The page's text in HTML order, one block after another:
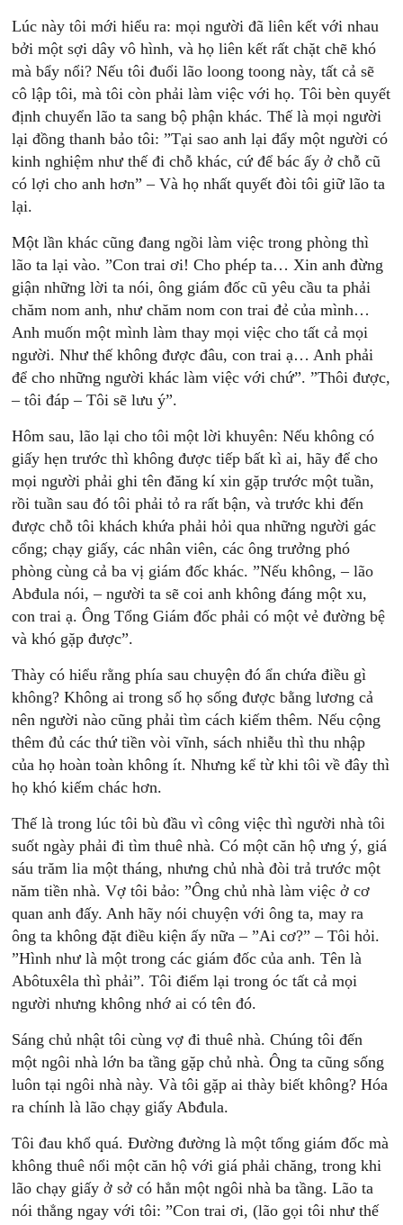
Lúc này tôi mới hiểu ra: mọi người đã liên kết với nhau
bởi một sợi dây vô hình, và họ liên kết rất chặt chẽ khó
mà bẩy nổi? Nếu tôi đuổi lão loong toong này, tất cả sẽ
cô lập tôi, mà tôi còn phải làm việc với họ. Tôi bèn quyết
định chuyển lão ta sang bộ phận khác. Thế là mọi người
lại đồng thanh bảo tôi: ”Tại sao anh lại đẩy một người có
kinh nghiệm như thế đi chỗ khác, cứ để bác ấy ở chỗ cũ
có lợi cho anh hơn” – Và họ nhất quyết đòi tôi giữ lão ta
lại.
Một lần khác cũng đang ngồi làm việc trong phòng thì
lão ta lại vào. ”Con trai ơi! Cho phép ta… Xin anh đừng
giận những lời ta nói, ông giám đốc cũ yêu cầu ta phải
chăm nom anh, như chăm nom con trai đẻ của mình…
Anh muốn một mình làm thay mọi việc cho tất cả mọi
người. Như thế không được đâu, con trai ạ… Anh phải
để cho những người khác làm việc với chứ”. ”Thôi được,
– tôi đáp – Tôi sẽ lưu ý”.
Hôm sau, lão lại cho tôi một lời khuyên: Nếu không có
giấy hẹn trước thì không được tiếp bất kì ai, hãy để cho
mọi người phải ghi tên đăng kí xin gặp trước một tuần,
rồi tuần sau đó tôi phải tỏ ra rất bận, và trước khi đến
được chỗ tôi khách khứa phải hỏi qua những người gác
cổng; chạy giấy, các nhân viên, các ông trưởng phó
phòng cùng cả ba vị giám đốc khác. ”Nếu không, – lão
Abđula nói, – người ta sẽ coi anh không đáng một xu,
con trai ạ. Ông Tổng Giám đốc phải có một vẻ đường bệ
và khó gặp được”.
Thày có hiểu rằng phía sau chuyện đó ẩn chứa điều gì
không? Không ai trong số họ sống được bằng lương cả
nên người nào cũng phải tìm cách kiếm thêm. Nếu cộng
thêm đủ các thứ tiền vòi vĩnh, sách nhiễu thì thu nhập
của họ hoàn toàn không ít. Nhưng kể từ khi tôi về đây thì
họ khó kiếm chác hơn.
Thế là trong lúc tôi bù đầu vì công việc thì người nhà tôi
suốt ngày phải đi tìm thuê nhà. Có một căn hộ ưng ý, giá
sáu trăm lia một tháng, nhưng chủ nhà đòi trả trước một
năm tiền nhà. Vợ tôi bảo: ”Ông chủ nhà làm việc ở cơ
quan anh đấy. Anh hãy nói chuyện với ông ta, may ra
ông ta không đặt điều kiện ấy nữa – ”Ai cơ?” – Tôi hỏi.
”Hình như là một trong các giám đốc của anh. Tên là
Abôtuxêla thì phải”. Tôi điểm lại trong óc tất cả mọi
người nhưng không nhớ ai có tên đó.
Sáng chủ nhật tôi cùng vợ đi thuê nhà. Chúng tôi đến
một ngôi nhà lớn ba tầng gặp chủ nhà. Ông ta cũng sống
luôn tại ngôi nhà này. Và tôi gặp ai thày biết không? Hóa
ra chính là lão chạy giấy Abđula.
Tôi đau khổ quá. Đường đường là một tổng giám đốc mà
không thuê nổi một căn hộ với giá phải chăng, trong khi
lão chạy giấy ở sở có hẳn một ngôi nhà ba tầng. Lão ta
nói thẳng ngay với tôi: ”Con trai ơi, (lão gọi tôi như thế